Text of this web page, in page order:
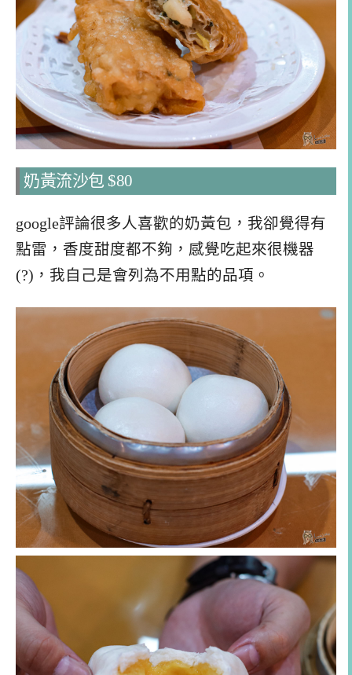
奶黃流沙包 $80
google評論很多人喜歡的奶黃包，我卻覺得有
點雷，香度甜度都不夠，感覺吃起來很機器
(?)，我自己是會列為不用點的品項。